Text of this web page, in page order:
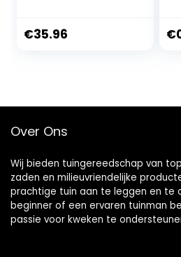
€35.96 €
Over Ons
Wij bieden tuingereedschap van
zaden en milieuvriendelijke
prachtige tuin aan te leggen en te
beginner of een ervaren tuinman
passie voor kweken te